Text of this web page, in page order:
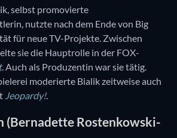
selbst promovierte
nutzte nach dem Ende von Big
für neue TV-Projekte. Zwischen
sie die Hauptrolle in der FOX-
. Auch als Produzentin war sie tätig.
moderierte Bialik zeitweise auch
Jeopardy!.
(Bernadette Rostenkowski-